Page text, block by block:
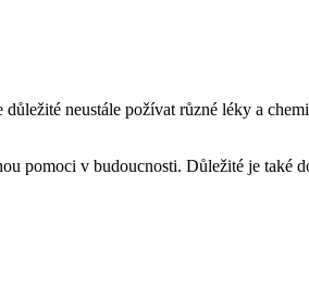
neustále požívat různé léky a
pomoci v budoucnosti. Důležité je také